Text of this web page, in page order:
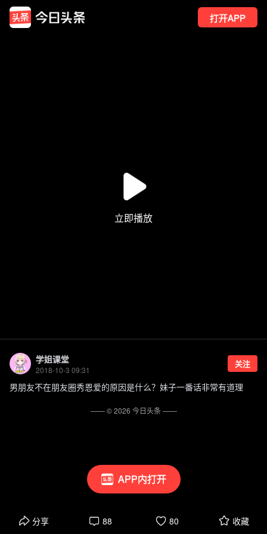
打开APP
APP内打开
学姐课堂
2018-10-3 09:31
关注
男朋友不在朋友圈秀恩爱的原因是什么？妹子一番话非常有道理
分享 88 80 收藏
—— ©2026 今日头条——